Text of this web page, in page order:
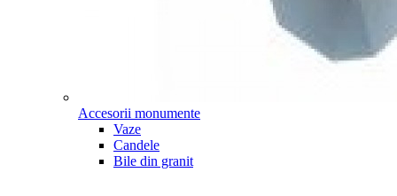
Accesorii monumente
Vaze
Candele
Bile din granit